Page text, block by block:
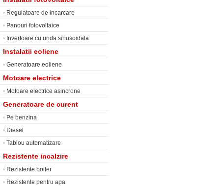
• Regulatoare de incarcare
• Panouri fotovoltaice
• Invertoare cu unda sinusoidala
Instalatii eoliene
• Generatoare eoliene
Motoare electrice
• Motoare electrice asincrone
Generatoare de curent
• Pe benzina
• Diesel
• Tablou automatizare
Rezistente incalzire
• Rezistente boiler
• Rezistente pentru apa